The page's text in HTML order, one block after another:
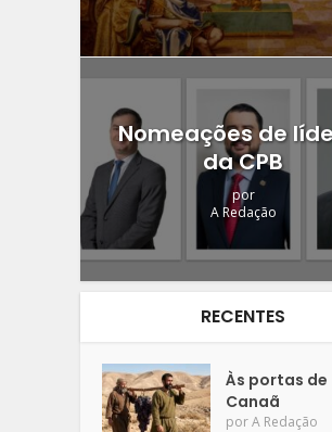
Nomeações de
da CPB
por
A Redação
RECENTES
Às portas de
Canaã
porA Redação